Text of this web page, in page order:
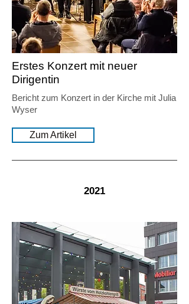
Erstes Konzert mit neuer
Dirigentin
Bericht zum Konzert in der Kirche mit Julia
Wyser
Zum Artikel
2021